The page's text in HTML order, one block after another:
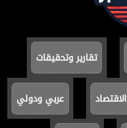
تقارير وتحقيقات
الاقتصاد عربي ودولي